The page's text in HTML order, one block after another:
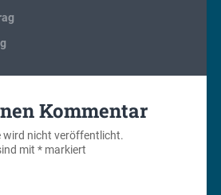
Kommentar
wird nicht veröffentlicht.
mit *markiert